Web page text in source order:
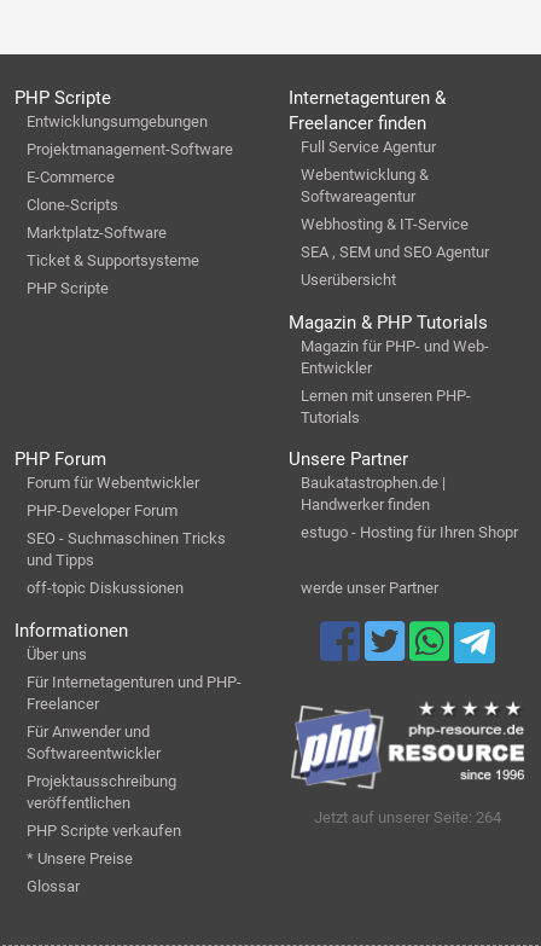
PHP Scripte
Entwicklungsumgebungen
Projektmanagement-Software
E-Commerce
Clone-Scripts
Marktplatz-Software
Ticket & Supportsysteme
PHP Scripte
Internetagenturen &
Freelancer finden
Full Service Agentur
Webentwicklung &
Softwareagentur
Webhosting & IT-Service
SEA , SEM und SEO Agentur
Userübersicht
Magazin & PHP Tutorials
Magazin für PHP- und Web-
Entwickler
Lernen mit unseren PHP-
Tutorials
PHP Forum
Forum für Webentwickler
PHP-Developer Forum
SEO - Suchmaschinen Tricks
und Tipps
off-topic Diskussionen
Unsere Partner
Baukatastrophen.de |
Handwerker finden
estugo - Hosting für Ihren Shopr
werde unser Partner
Informationen
Über uns
Für Internetagenturen und PHP-
Freelancer
Für Anwender und
Softwareentwickler
Projektausschreibung
veröffentlichen
PHP Scripte verkaufen
* Unsere Preise
Glossar
Jetzt auf unserer Seite: 264